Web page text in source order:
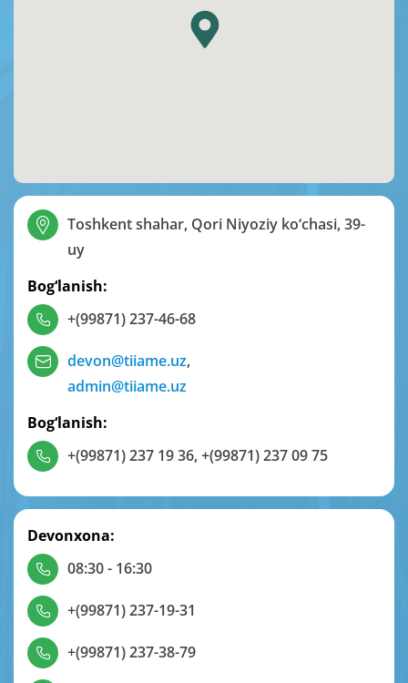
Toshkent shahar, Qori Niyoziy ko‘chasi, 39-
uy
Bog‘lanish:
+(99871) 237-46-68
devon@tiiame.uz,
admin@tiiame.uz
Bog‘lanish:
+(99871) 237 19 36,+(99871) 237 09 75
Devonxona:
08:30 - 16:30
+(99871) 237-19-31
+(99871) 237-38-79